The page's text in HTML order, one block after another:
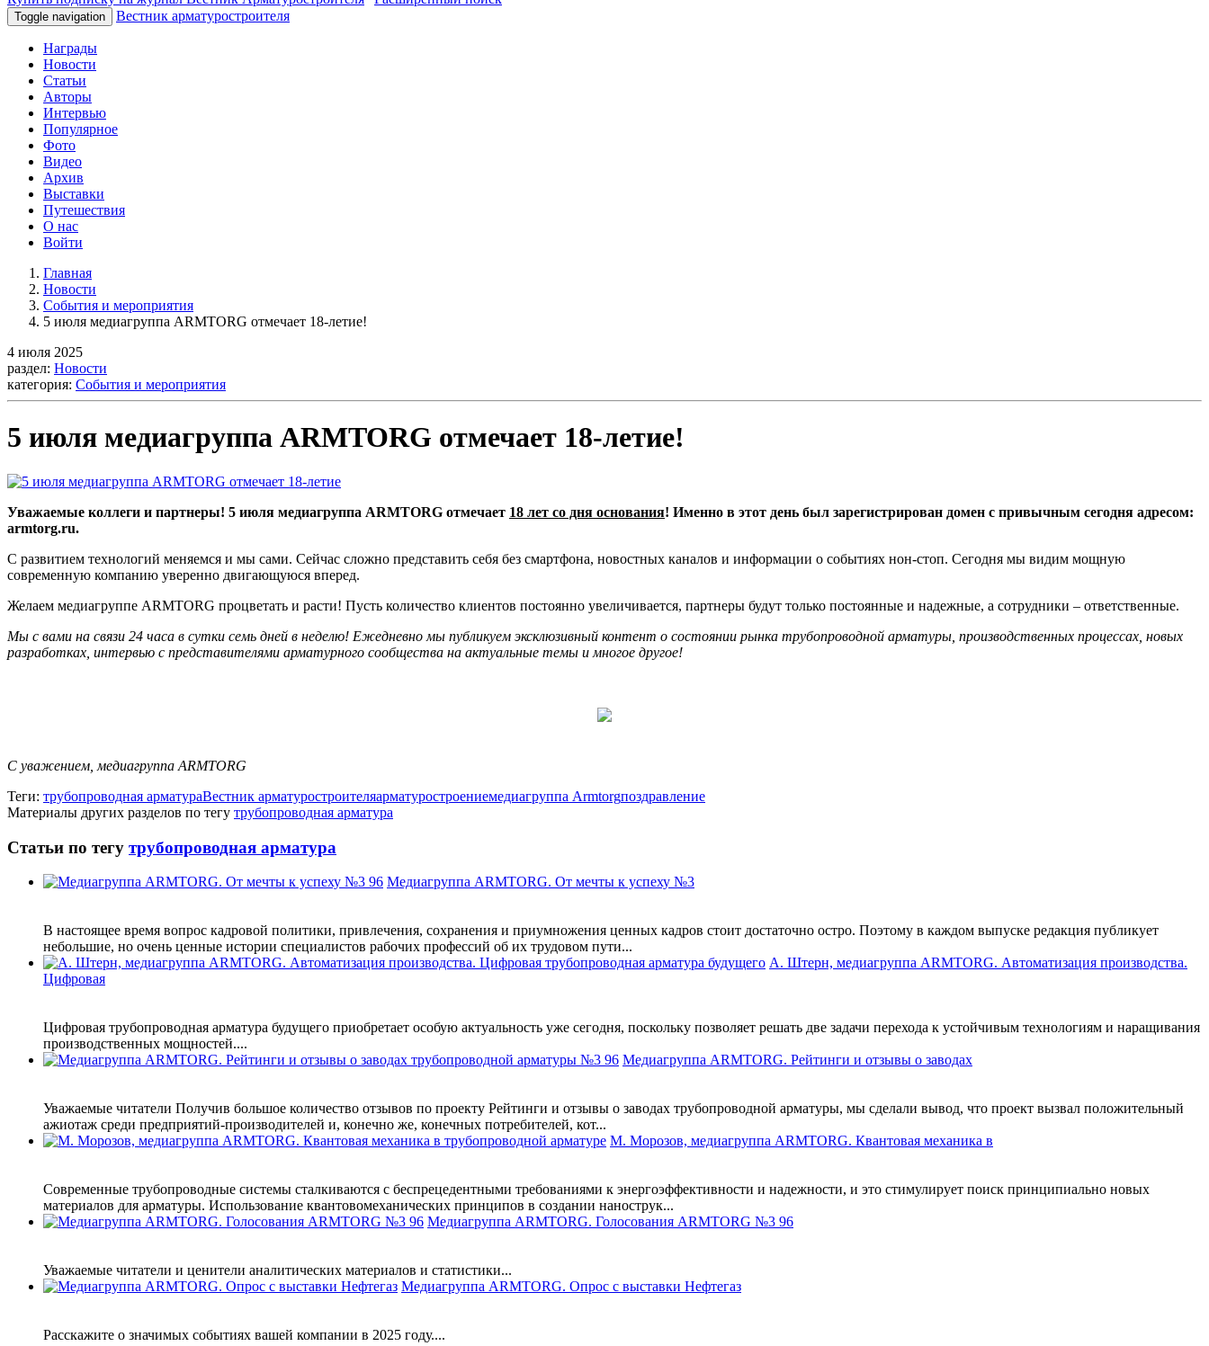
Toggle navigation Вестник арматуростроителя
Награды
Новости
Статьи
Авторы
Интервью
Популярное
Фото
Видео
Архив
Выставки
Путешествия
О нас
Войти
Главная
Новости
События и мероприятия
5 июля медиагруппа ARMTORG отмечает 18-летие!
4 июля 2025
раздел: Новости
категория: События и мероприятия
5 июля медиагруппа ARMTORG отмечает 18-летие!
Уважаемые коллеги и партнеры! 5 июля медиагруппа ARMTORG отмечает 18 лет со дня основания! Именно в этот день был зарегистрирован домен с привычным сегодня адресом:
armtorg.ru.
С развитием технологий меняемся и мы сами. Сейчас сложно представить себя без смартфона, новостных каналов и информации о событиях нон-стоп. Сегодня мы видим мощную
современную компанию уверенно двигающуюся вперед.
Желаем медиагруппе ARMTORG процветать и расти! Пусть количество клиентов постоянно увеличивается, партнеры будут только постоянные и надежные, а сотрудники – ответственные.
Мы с вами на связи 24 часа в сутки семь дней в неделю! Ежедневно мы публикуем эксклюзивный контент о состоянии рынка трубопроводной арматуры, производственных процессах, новых
разработках, интервью с представителями арматурного сообщества на актуальные темы и многое другое!
С уважением, медиагруппа ARMTORG
Теги: трубопроводная арматураВестник арматуростроителяарматуростроениемедиагруппа Armtorgпоздравление
Материалы других разделов по тегу трубопроводная арматура
Статьи по тегу трубопроводная арматура
Медиагруппа ARMTORG. От мечты к успеху №3
В настоящее время вопрос кадровой политики, привлечения, сохранения и приумножения ценных кадров стоит достаточно остро. Поэтому в каждом выпуске редакция публикует
небольшие, но очень ценные истории специалистов рабочих профессий об их трудовом пути...
А. Штерн, медиагруппа ARMTORG. Автоматизация производства.
Цифровая
Цифровая трубопроводная арматура будущего приобретает особую актуальность уже сегодня, поскольку позволяет решать две задачи перехода к устойчивым технологиям и наращивания
производственных мощностей....
Медиагруппа ARMTORG. Рейтинги и отзывы о заводах
Уважаемые читатели Получив большое количество отзывов по проекту Рейтинги и отзывы о заводах трубопроводной арматуры, мы сделали вывод, что проект вызвал положительный
ажиотаж среди предприятий-производителей и, конечно же, конечных потребителей, кот...
М. Морозов, медиагруппа ARMTORG. Квантовая механика в
Современные трубопроводные системы сталкиваются с беспрецедентными требованиями к энергоэффективности и надежности, и это стимулирует поиск принципиально новых
материалов для арматуры. Использование квантовомеханических принципов в создании нанострук...
Медиагруппа ARMTORG. Голосования ARMTORG №3 96
Уважаемые читатели и ценители аналитических материалов и статистики...
Медиагруппа ARMTORG. Опрос с выставки Нефтегаз
Расскажите о значимых событиях вашей компании в 2025 году....